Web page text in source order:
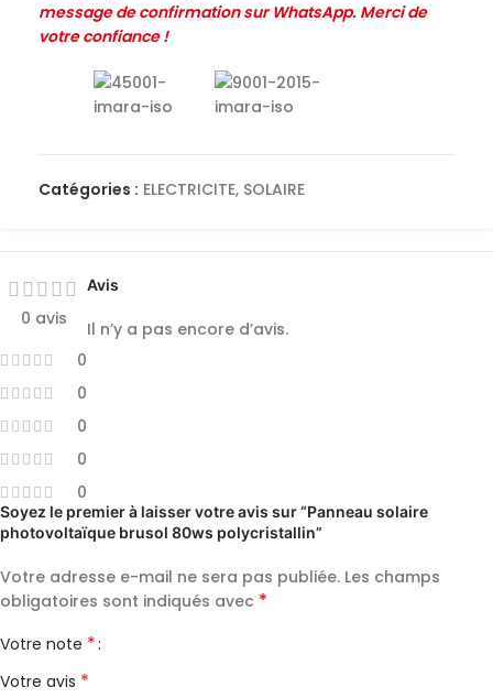
message de confirmation sur WhatsApp. Merci de
votre confiance !
Catégories : ELECTRICITE, SOLAIRE
0 avis
0
0
0
0
0
Avis
Il n’y a pas encore d’avis.
Soyez le premier à laisser votre avis sur “Panneau solaire
photovoltaïque brusol 80ws polycristallin”
Votre adresse e-mail ne sera pas publiée. Les champs
obligatoires sont indiqués avec *
Votre note *
Votre avis *